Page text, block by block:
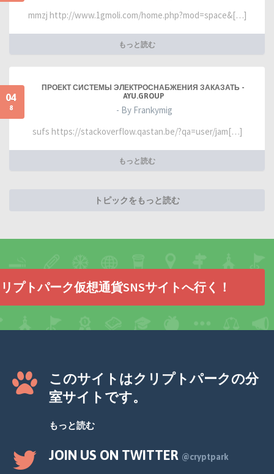
mmzj http://www.1gmoli.com/home.php?mod=space&[…]
もっと読む
04
8
ПРОЕКТ СИСТЕМЫ ЭЛЕКТРОСНАБЖЕНИЯ ЗАКАЗАТЬ -
AYU.GROUP
- By Frankymig
sufs https://stackoverflow.qastan.be/?qa=user/jam[…]
もっと読む
トピックをもっと読む
プトパーク仮想通貨SNSサイトへ行く！
このサイトはクリプトパークの分
室サイトです。
もっと読む
JOIN US ON TWITTER @cryptpark